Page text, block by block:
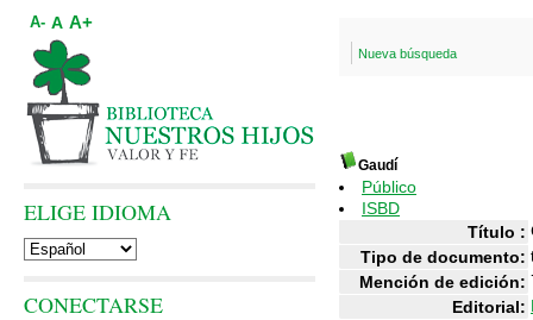
Nueva búsqueda
Gaudí
Público
ISBD
Título :
Tipo de documento:
Mención de edición:
Editorial:
A- A A+
ELIGE IDIOMA
CONECTARSE